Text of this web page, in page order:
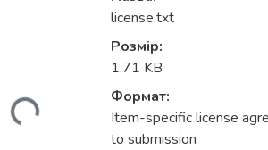
license.txt
Розмір:
1,71 KB
Формат:
Item-specific license
to submission